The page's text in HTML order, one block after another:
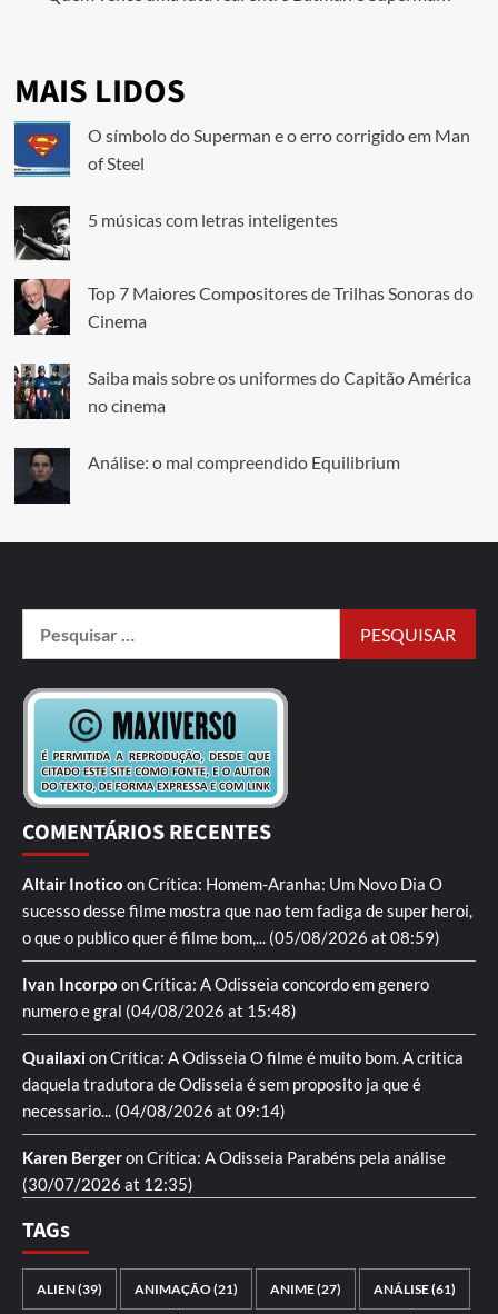
MAIS LIDOS
O símbolo do Superman e o erro corrigido em Man
of Steel
5 músicas com letras inteligentes
Top 7 Maiores Compositores de Trilhas Sonoras do
Cinema
Saiba mais sobre os uniformes do Capitão América
no cinema
Análise: o mal compreendido Equilibrium
COMENTÁRIOS RECENTES
Altair Inotico onCrítica: Homem-Aranha: Um Novo Dia O
sucesso desse filme mostra que nao tem fadiga de super heroi,
o que o publico quer é filme bom,... (05/08/2026 at 08:59)
Ivan Incorpo onCrítica: A Odisseia concordo em genero
numero e gral (04/08/2026 at 15:48)
QuailaxionCrítica: A Odisseia O filme é muito bom. A critica
daquela tradutora de Odisseia é sem proposito ja que é
necessario... (04/08/2026 at 09:14)
Karen BergeronCrítica: A Odisseia Parabéns pela análise
(30/07/2026 at 12:35)
TAGs
ALIEN(39) ANIMAÇÃO(21) ANIME(27) ANÁLISE(61)